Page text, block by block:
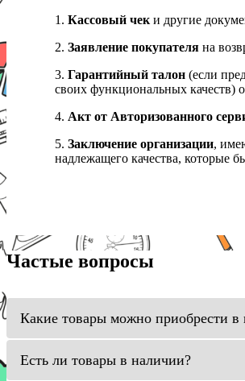
1. Кассовый чек и другие
2. Заявление покупателя на
3. Гарантийный талон (если
своих функциональных качеств)
4. Акт от Авторизованного
5. Заключение организации,
надлежащего качества, которые
Частые вопросы
Какие товары можно приобрести в
Есть ли товары в наличии?